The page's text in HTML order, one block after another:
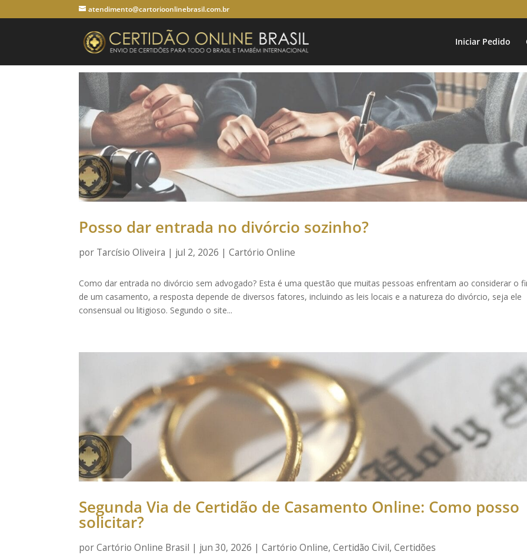
atendimento@cartorioonlinebrasil.com.br
Iniciar Pedido
Posso dar entrada no divórcio sozinho?
por Tarcísio Oliveira | jul 2, 2026 |Cartório Online
Como dar entrada no divórcio sem advogado? Esta é uma questão que muitas pessoas enfrentam ao considerar o
de um casamento, a resposta depende de diversos fatores, incluindo as leis locais e a natureza do divórcio, seja ele
consensual ou litigioso. Segundo o site...
Segunda Via de Certidão de Casamento Online: Como posso
solicitar?
porCartório Online Brasil | jun 30, 2026 |Cartório Online,Certidão Civil,Certidões